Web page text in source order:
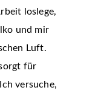
loslege,
und mir
Luft.
für
versuche,